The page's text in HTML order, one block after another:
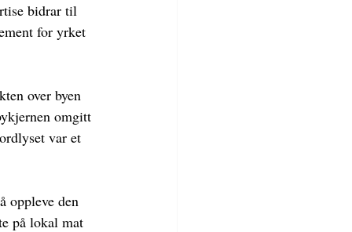
bidrar til
for yrket
over byen
omgitt
var et
oppleve den
på lokal mat